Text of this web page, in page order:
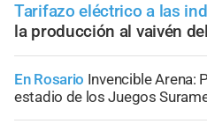
Tarifazo eléctrico a las
la producción al vaivén
En Rosario Invencible Arena:
estadio de los Juegos